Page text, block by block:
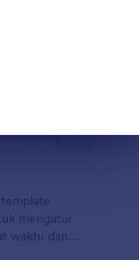
mengatur
waktu dan